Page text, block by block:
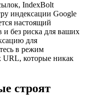
IndexBolt
индексации Google
настоящий
и без риска для ваших
для
в режим
URL, которые никак
строят